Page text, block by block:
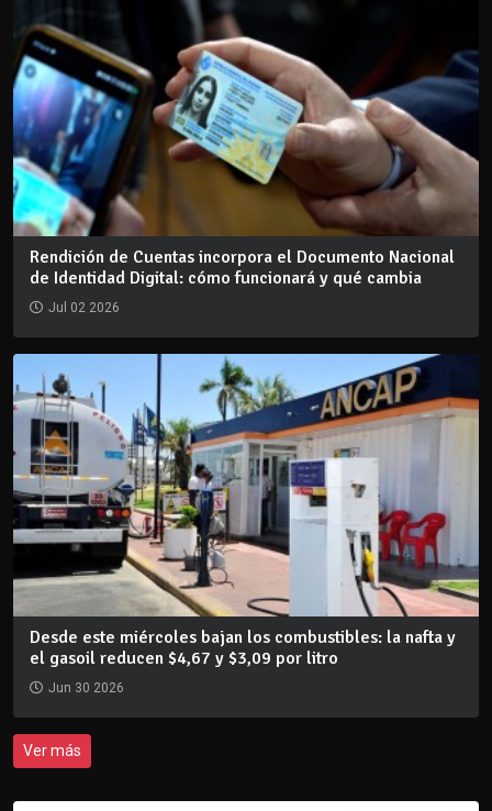
Rendición de Cuentas incorpora el Documento Nacional
de Identidad Digital: cómo funcionará y qué cambia
Jul 02 2026
Desde este miércoles bajan los combustibles: la nafta y
el gasoil reducen $4,67 y $3,09 por litro
Jun 30 2026
Ver más